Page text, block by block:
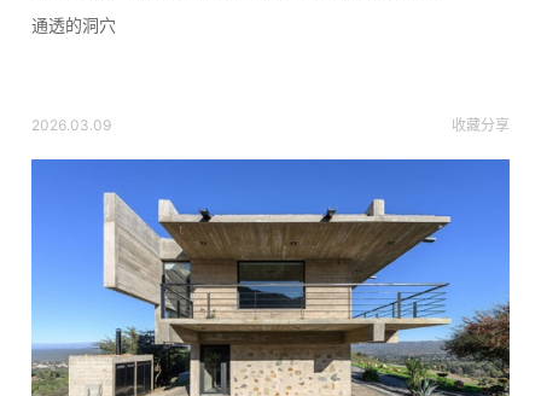
通透的洞穴
2026.03.09 收藏分享